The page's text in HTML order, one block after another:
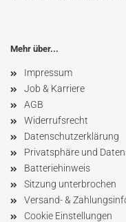
Mehr über...
Impressum
Job & Karriere
AGB
Widerrufsrecht
Datenschutzerklärung
Privatsphäre und
Batteriehinweis
Sitzung unterbrochen
Versand- &
Cookie Einstellungen